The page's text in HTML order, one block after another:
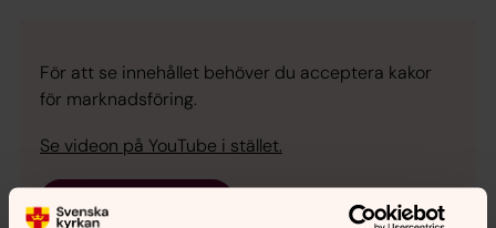
För att se innehållet behöver du acceptera kakor
för marknadsföring.
Se videon på YouTube i stället.
Ändra inställningar